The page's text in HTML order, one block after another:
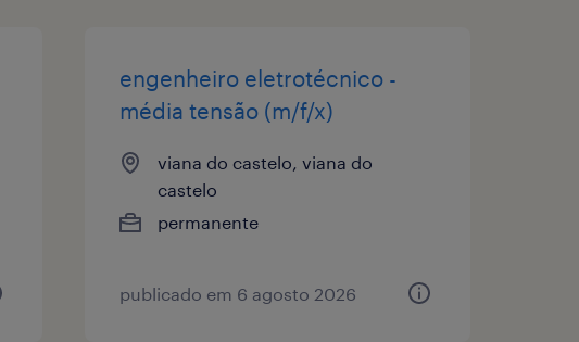
engenheiro eletrotécnico -
média tensão (m/f/x)
viana do castelo, viana do
castelo
permanente
publicado em 6 agosto 2026